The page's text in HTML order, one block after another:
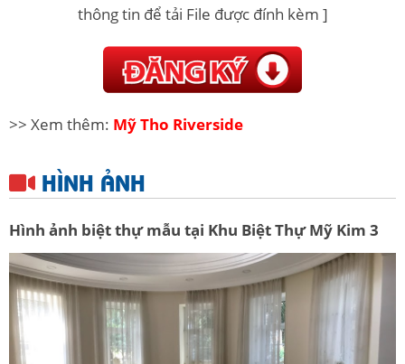
thông tin để tải File được đính kèm ]
>> Xem thêm: Mỹ Tho Riverside
HÌNH ẢNH
Hình ảnh biệt thự mẫu tại Khu Biệt Thự Mỹ Kim 3